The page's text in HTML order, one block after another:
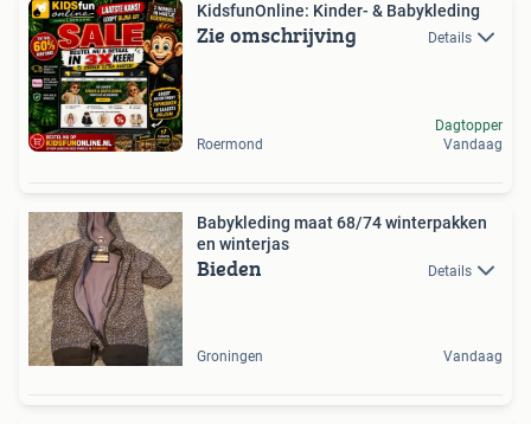
KidsfunOnline: Kinder- & Babykleding
Zie omschrijving Details
Roermond
Dagtopper
Vandaag
Babykleding maat 68/74 winterpakken
en winterjas
Bieden Details
Groningen Vandaag